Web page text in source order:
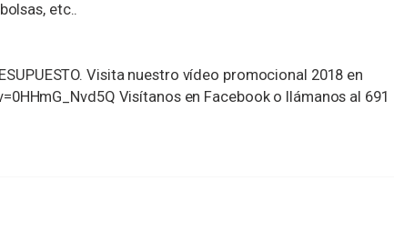
etc..
Visita nuestro vídeo promocional 2018 en
Visítanos en Facebook o llámanos al 691